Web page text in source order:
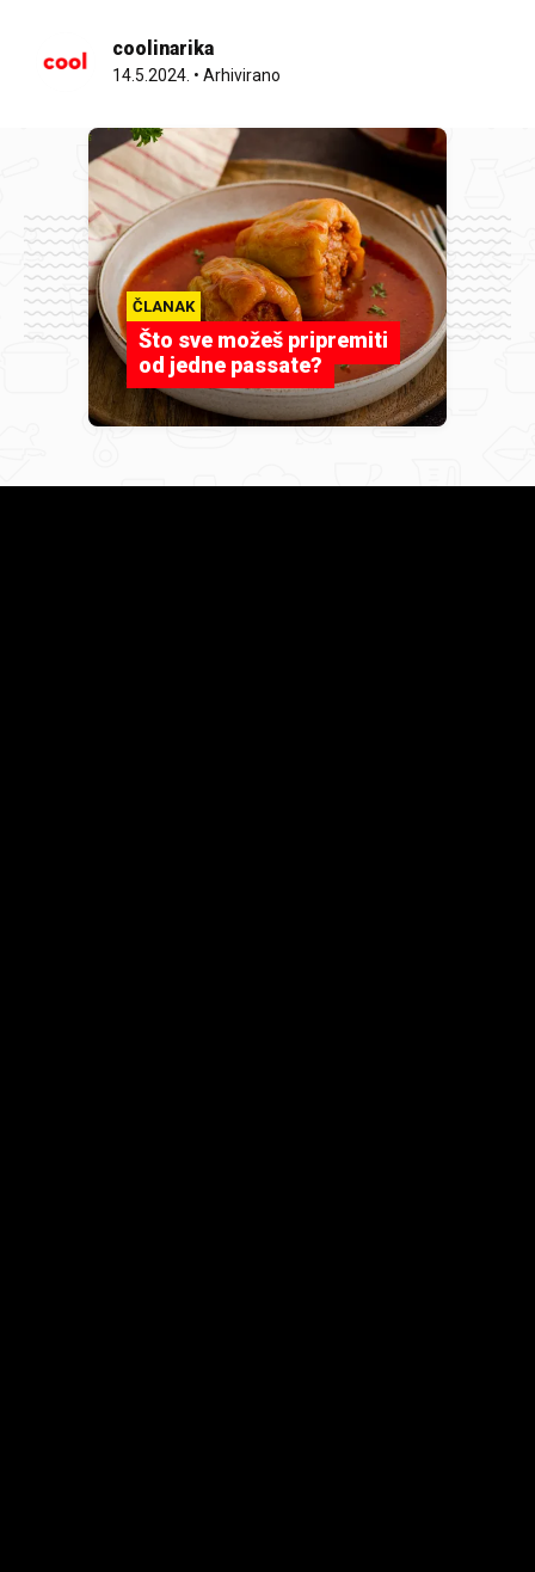
coolinarika
14.5.2024. • Arhivirano
ČLANAK
Što sve možeš pripremiti
od jedne passate?